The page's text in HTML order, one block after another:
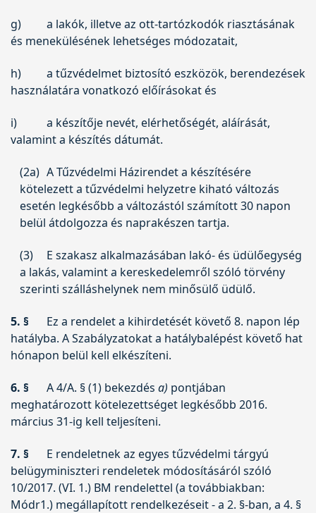
g)
a lakók, illetve az ott-tartózkodók riasztásának
és menekülésének lehetséges módozatait,
h)
a tűzvédelmet biztosító eszközök, berendezések
használatára vonatkozó előírásokat és
i)
a készítője nevét, elérhetőségét, aláírását,
valamint a készítés dátumát.
(2a) A Tűzvédelmi Házirendet a készítésére
kötelezett a tűzvédelmi helyzetre kiható változás
esetén legkésőbb a változástól számított 30 napon
belül átdolgozza és naprakészen tartja.
(3)
E szakasz alkalmazásában lakó- és üdülőegység
a lakás, valamint a kereskedelemről szóló törvény
szerinti szálláshelynek nem minősülő üdülő.
5. §
Ez a rendelet a kihirdetését követő 8. napon lép
hatályba. A Szabályzatokat a hatálybalépést követő hat
hónapon belül kell elkészíteni.
6. § A 4/A. § (1) bekezdés a) pontjában
meghatározott kötelezettséget legkésőbb 2016.
március 31-ig kell teljesíteni.
7. §
E rendeletnek az egyes tűzvédelmi tárgyú
belügyminiszteri rendeletek módosításáról szóló
10/2017. (VI. 1.) BM rendelettel (a továbbiakban:
Módr1.) megállapított rendelkezéseit - a 2. §-ban, a 4. §